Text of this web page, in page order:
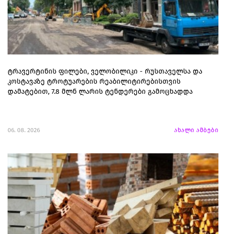
ტრავერტინის ფილები, ველობილიკი - რუსთაველსა და
კოსტავაზე ტროტუარების რეაბილიტირებისთვის
დამატებით, 7.8 მლნ ლარის ტენდერები გამოცხადდა
06. 08. 2026 ახალი ამბები